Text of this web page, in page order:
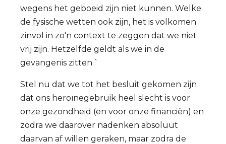
wegens het geboeid zijn niet kunnen. Welke
de fysische wetten ook zijn, het is volkomen
zinvol in zo'n context te zeggen dat we niet
vrij zijn. Hetzelfde geldt als we in de
gevangenis zitten.`
Stel nu dat we tot het besluit gekomen zijn
dat ons heroïnegebruik heel slecht is voor
onze gezondheid (en voor onze financiën) en
zodra we daarover nadenken absoluut
daarvan af willen geraken, maar zodra de